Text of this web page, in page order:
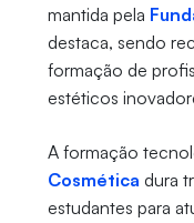
mantida pela
destaca, sendo
formação de
estéticos
A formação
Cosmética dura
estudantes para